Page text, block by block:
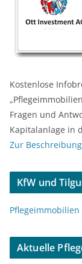
Kostenlose
Fragen und
Kapitalanlage in
Zur
KfW und
Aktuelle